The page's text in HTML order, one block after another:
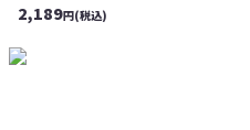
2,189円(税込)